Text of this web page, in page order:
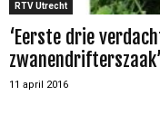
RTV Utrecht
‘Eerste drie
zwanendrifterszaak’
11 april 2016